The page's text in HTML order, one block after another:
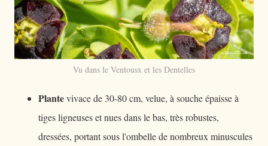
Vu dans le Ventousx et les Dentelles
Plantevivace de 30-80 cm, velue, à souche épaisse à
tiges ligneuses et nues dans le bas, très robustes,
dressées, portant sous l'ombelle de nombreux minuscules